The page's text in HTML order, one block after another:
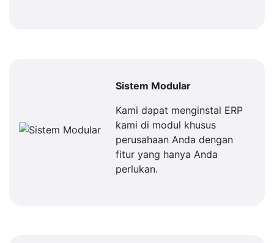
Sistem Modular
Kami dapat menginstal ERP
kami di modul khusus
perusahaan Anda dengan
fitur yang hanya Anda
perlukan.